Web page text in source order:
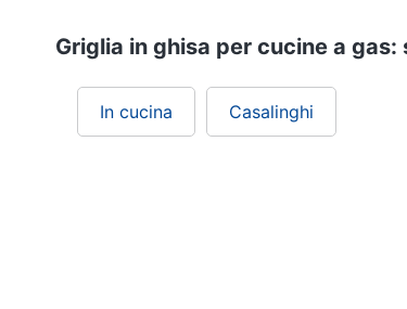
Griglia in ghisa per cucine a
In cucina Casalinghi